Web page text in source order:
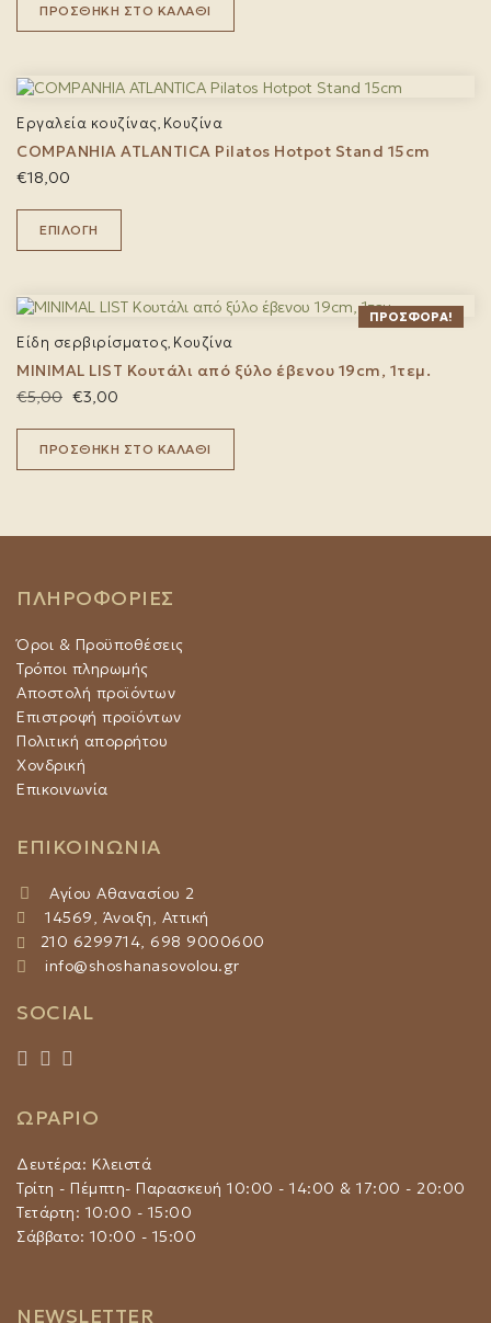
ΠΡΟΣΘΉΚΗ ΣΤΟ ΚΑΛΆΘΙ
Εργαλεία κουζίνας, Κουζίνα
COMPANHIA ATLANTICA Pilatos Hotpot Stand 15cm
€18,00
ΕΠΙΛΟΓΉ
Αυτό
προϊόν
παραλλαγές.
επιλογές
μπορούν
στη
σελίδα
ΠΡΟΣΦΟΡΆ!
Είδη σερβιρίσματος Κουζίνα
MINIMAL LIST Κουτάλι από ξύλο έβενου 19cm, 1τεμ.
€5,00 Original
was:
€5,00.
€3,00
τιμή
είναι:
€3,00.
ΠΡΟΣΘΉΚΗ ΣΤΟ ΚΑΛΆΘΙ
ΠΛΗΡΟΦΟΡΙΕΣ
Όροι & Προϋποθέσεις
Τρόποι πληρωμής
Αποστολή προϊόντων
Επιστροφή προϊόντων
Πολιτική απορρήτου
Χονδρική
Επικοινωνία
ΕΠΙΚΟΙΝΩΝΙΑ
Αγίου Αθανασίου 2
14569, Άνοιξη, Αττική
210 6299714, 698 9000600
info@shoshanasovolou.gr
SOCIAL
ΩΡΑΡΙΟ
Δευτέρα: Κλειστά
Τρίτη - Πέμπτη- Παρασκευή 10:00 - 14:00 & 17:00 - 20:00
Τετάρτη: 10:00 - 15:00
Σάββατο: 10:00 - 15:00
NEWSLETTER